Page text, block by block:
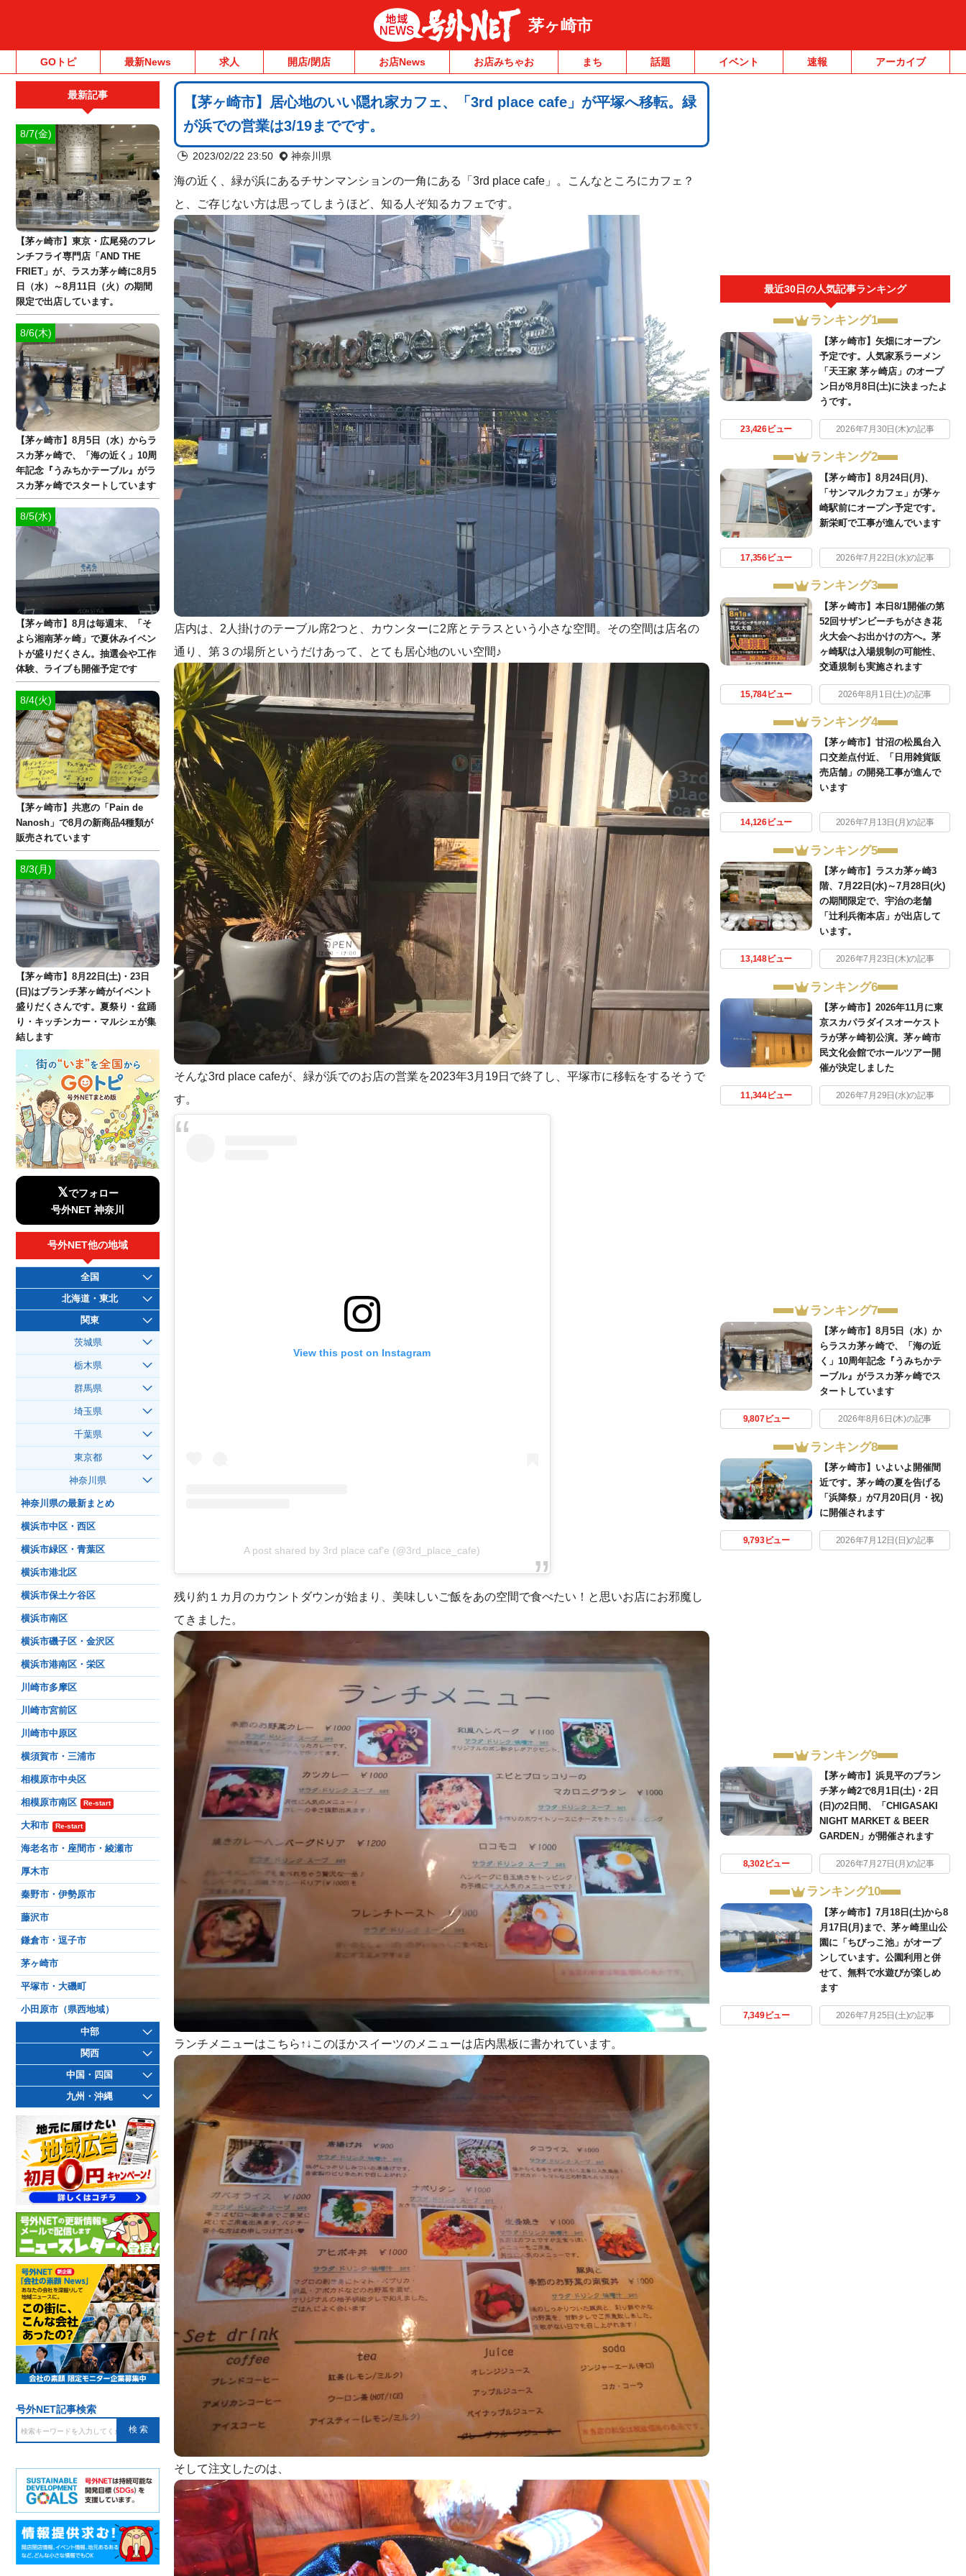
茅ヶ崎市
GOトピ 最新News 求人 開店/閉店 お店News お店みちゃお まち 話題 イベント 速報 アーカイブ
【茅ヶ崎市】居心地のいい隠れ家カフェ、「3rd place cafe」が平塚へ移転。緑
が浜での営業は3/19までです。
2023/02/22 23:50 神奈川県
海の近く、緑が浜にあるチサンマンションの一角にある「3rd place cafe」。こんなところにカフェ？
と、ご存じない方は思ってしまうほど、知る人ぞ知るカフェです。
店内は、2人掛けのテーブル席2つと、カウンターに2席とテラスという小さな空間。その空間は店名の
通り、第３の場所というだけあって、とても居心地のいい空間♪
そんな3rd place cafeが、緑が浜でのお店の営業を2023年3月19日で終了し、平塚市に移転をするそうで
す。
View this post on Instagram
A post shared by 3rd place caf'e (@3rd_place_cafe)
残り約１カ月のカウントダウンが始まり、美味しいご飯をあの空間で食べたい！と思いお店にお邪魔し
てきました。
ランチメニューはこちら↑↓このほかスイーツのメニューは店内黒板に書かれています。
そして注文したのは、
最近30日の人気記事ランキング
ランキング1
【茅ヶ崎市】矢畑にオープン
予定です。人気家系ラーメン
「天王家 茅ヶ崎店」のオープ
ン日が8月8日(土)に決まったよ
うです。
23,426ビュー 2026年7月30日(木)の記事
ランキング2
【茅ヶ崎市】8月24日(月)、
「サンマルクカフェ」が茅ヶ
崎駅前にオープン予定です。
新栄町で工事が進んでいます
17,356ビュー 2026年7月22日(水)の記事
ランキング3
【茅ヶ崎市】本日8/1開催の第
52回サザンビーチちがさき花
火大会へお出かけの方へ。茅
ヶ崎駅は入場規制の可能性、
交通規制も実施されます
15,784ビュー 2026年8月1日(土)の記事
ランキング4
【茅ヶ崎市】甘沼の松風台入
口交差点付近、「日用雑貨販
売店舗」の開発工事が進んで
います
14,126ビュー 2026年7月13日(月)の記事
ランキング5
【茅ヶ崎市】ラスカ茅ヶ崎3
階、7月22日(水)～7月28日(火)
の期間限定で、宇治の老舗
「辻利兵衛本店」が出店して
います。
13,148ビュー 2026年7月23日(木)の記事
ランキング6
【茅ヶ崎市】2026年11月に東
京スカパラダイスオーケスト
ラが茅ヶ崎初公演。茅ヶ崎市
民文化会館でホールツアー開
催が決定しました
11,344ビュー 2026年7月29日(水)の記事
ランキング7
【茅ヶ崎市】8月5日（水）か
らラスカ茅ヶ崎で、「海の近
く」10周年記念『うみちかテ
ーブル』がラスカ茅ヶ崎でス
タートしています
9,807ビュー 2026年8月6日(木)の記事
ランキング8
【茅ヶ崎市】いよいよ開催間
近です。茅ヶ崎の夏を告げる
「浜降祭」が7月20日(月・祝)
に開催されます
9,793ビュー 2026年7月12日(日)の記事
ランキング9
【茅ヶ崎市】浜見平のブラン
チ茅ヶ崎2で8月1日(土)・2日
(日)の2日間、「CHIGASAKI
NIGHT MARKET & BEER
GARDEN」が開催されます
8,302ビュー 2026年7月27日(月)の記事
ランキング10
【茅ヶ崎市】7月18日(土)から8
月17日(月)まで、茅ヶ崎里山公
園に「ちびっこ池」がオープ
ンしています。公園利用と併
せて、無料で水遊びが楽しめ
ます
7,349ビュー 2026年7月25日(土)の記事
最新記事
8/7(金)
【茅ヶ崎市】東京・広尾発のフレ
ンチフライ専門店「AND THE
FRIET」が、ラスカ茅ヶ崎に8月5
日（水）～8月11日（火）の期間
限定で出店しています。
8/6(木)
【茅ヶ崎市】8月5日（水）からラ
スカ茅ヶ崎で、「海の近く」10周
年記念『うみちかテーブル』がラ
スカ茅ヶ崎でスタートしています
8/5(水)
【茅ヶ崎市】8月は毎週末、「そ
よら湘南茅ヶ崎」で夏休みイベン
トが盛りだくさん。抽選会や工作
体験、ライブも開催予定です
8/4(火)
【茅ヶ崎市】共恵の「Pain de
Nanosh」で8月の新商品4種類が
販売されています
8/3(月)
【茅ヶ崎市】8月22日(土)・23日
(日)はブランチ茅ヶ崎がイベント
盛りだくさんです。夏祭り・盆踊
り・キッチンカー・マルシェが集
結します
𝕏でフォロー
号外NET 神奈川
号外NET他の地域
全国
北海道・東北
関東
茨城県
栃木県
群馬県
埼玉県
千葉県
東京都
神奈川県
神奈川県の最新まとめ
横浜市中区・西区
横浜市緑区・青葉区
横浜市港北区
横浜市保土ケ谷区
横浜市南区
横浜市磯子区・金沢区
横浜市港南区・栄区
川崎市多摩区
川崎市宮前区
川崎市中原区
横須賀市・三浦市
相模原市中央区
相模原市南区 Re-start
大和市 Re-start
海老名市・座間市・綾瀬市
厚木市
秦野市・伊勢原市
藤沢市
鎌倉市・逗子市
茅ヶ崎市
平塚市・大磯町
小田原市（県西地域）
中部
関西
中国・四国
九州・沖縄
号外NET記事検索